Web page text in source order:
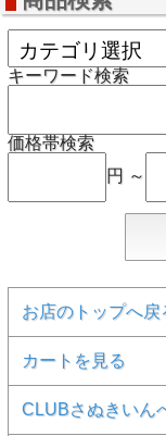
キーワード検索
価格帯検索
円 ～
お店のトップへ戻
カートを見る
CLUBさぬきいん